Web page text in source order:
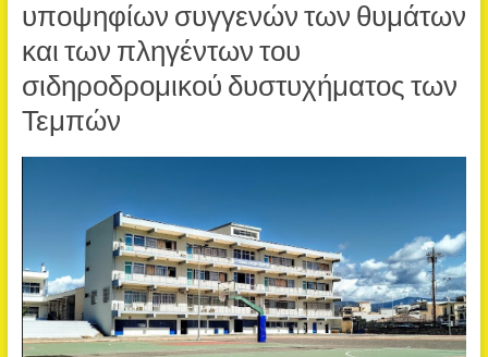
υποψηφίων συγγενών των θυμάτων
και των πληγέντων του
σιδηροδρομικού δυστυχήματος των
Τεμπών